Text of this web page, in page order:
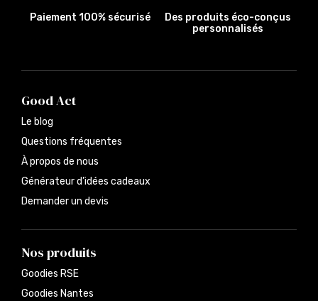
Paiement 100% sécurisé
Des produits éco-conçus
personnalisés
Good Act
Le blog
Questions fréquentes
À propos de nous
Générateur d’idées cadeaux
Demander un devis
Nos produits
Goodies RSE
Goodies Nantes